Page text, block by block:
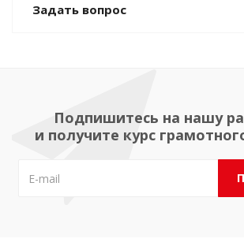
Задать вопрос
Подпишитесь на нашу
и получите курс